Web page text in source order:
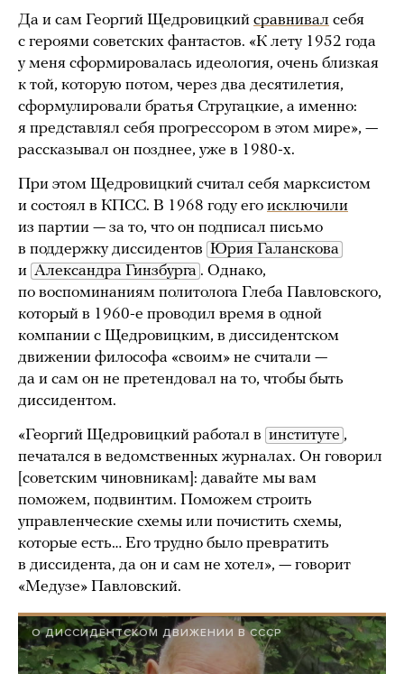
Да и сам Георгий Щедровицкий сравнивал себя
с героями советских фантастов. «К лету 1952 года
у меня сформировалась идеология, очень близкая
к той, которую потом, через два десятилетия,
сформулировали братья Стругацкие, а именно:
я представлял себя прогрессором в этом мире», —
рассказывал он позднее, уже в 1980-х.
При этом Щедровицкий считал себя марксистом
и состоял в КПСС. В 1968 году его исключили
из партии — за то, что он подписал письмо
в поддержку диссидентов Юрия Галанскова
и Александра Гинзбурга . Однако,
по воспоминаниям политолога Глеба Павловского,
который в 1960-е проводил время в одной
компании с Щедровицким, в диссидентском
движении философа «своим» не считали —
да и сам он не претендовал на то, чтобы быть
диссидентом.
«Георгий Щедровицкий работал в институте ,
печатался в ведомственных журналах. Он говорил
[советским чиновникам]: давайте мы вам
поможем, подвинтим. Поможем строить
управленческие схемы или почистить схемы,
которые есть… Его трудно было превратить
в диссидента, да он и сам не хотел», — говорит
«Медузе» Павловский.
О ДИССИДЕНТСКОМ ДВИЖЕНИИ В СССР